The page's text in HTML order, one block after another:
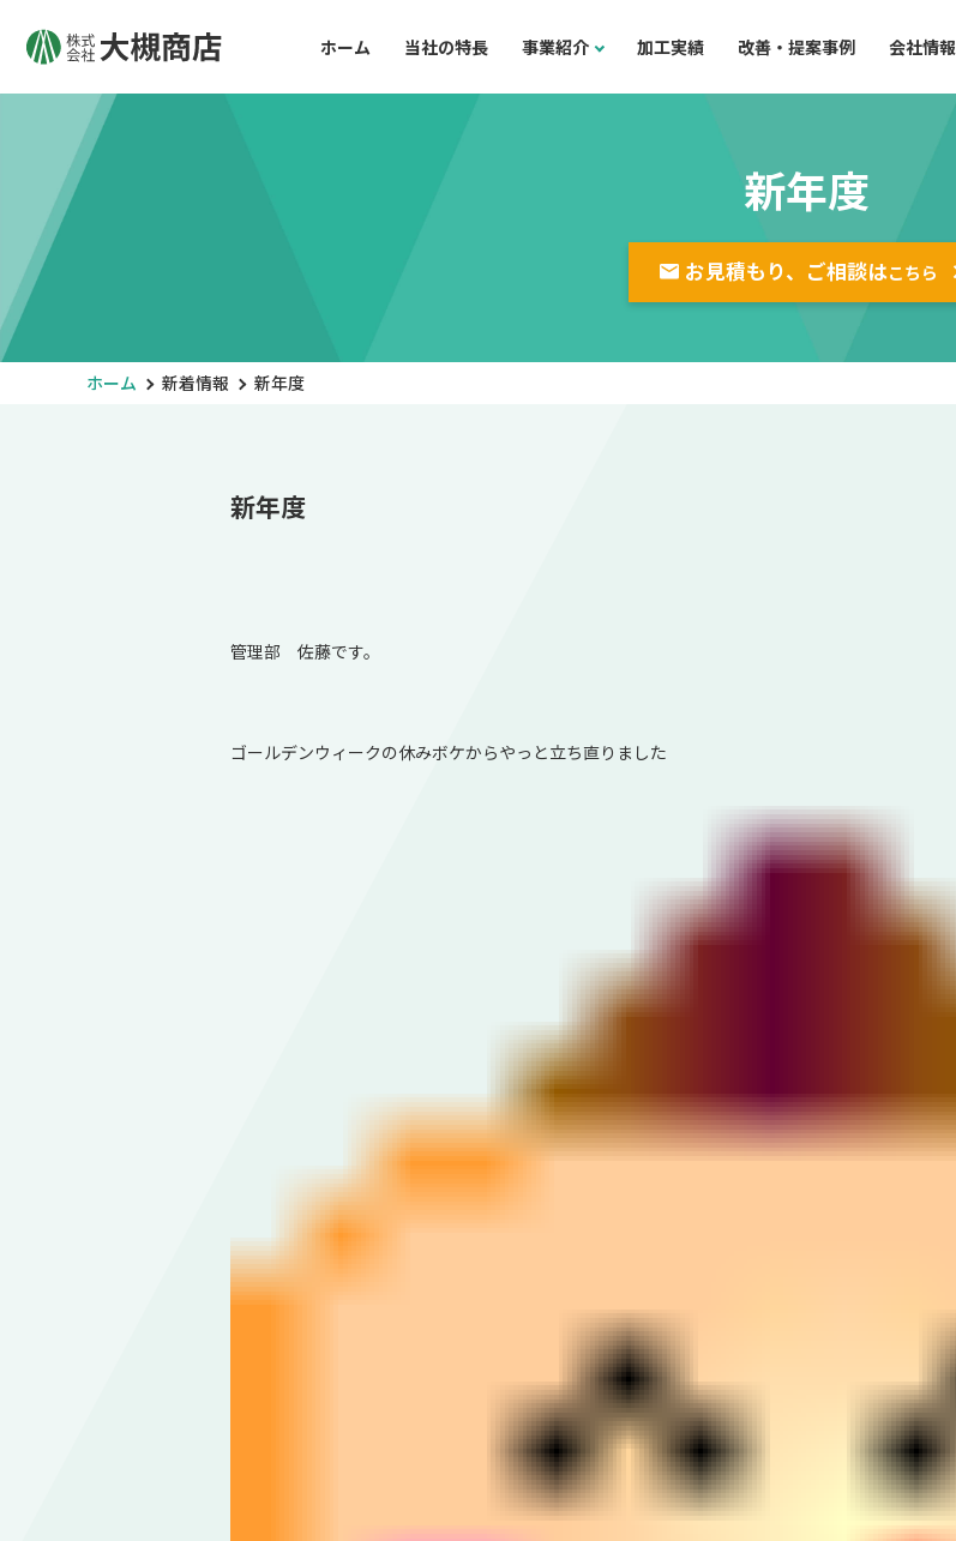
ホーム 当社の特長 事業紹介 加工実績 改善・提案事例 会社情報
新年度
お見積もり、ご相談はこちら
ホーム 新着情報 新年度
新年度
管理部 佐藤です。
ゴールデンウィークの休みボケからやっと立ち直りました